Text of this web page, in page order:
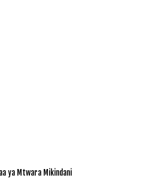
ya Mtwara Mikindani